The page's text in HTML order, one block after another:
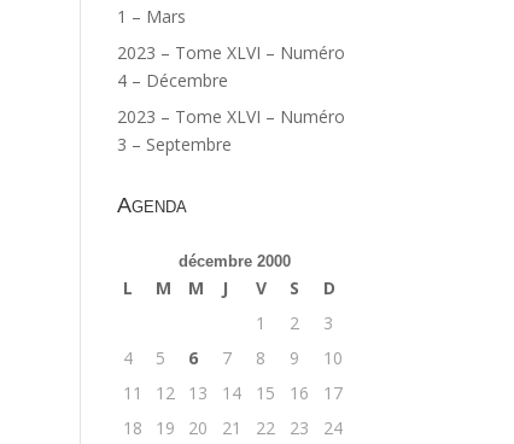
1 – Mars
2023 – Tome XLVI – Numéro
4 – Décembre
2023 – Tome XLVI – Numéro
3 – Septembre
Agenda
décembre 2000
L M M J V S
D
1
2
3
4
5 6 7 8 9
10
11
12 13 14 15 16
17
18
19 20 21 22 23
24